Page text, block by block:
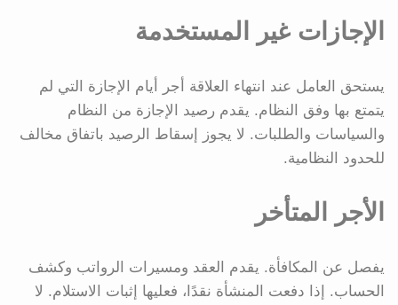
الإجازات غير المستخدمة
يستحق العامل عند انتهاء العلاقة أجر أيام الإجازة التي لم
يتمتع بها وفق النظام. يقدم رصيد الإجازة من النظام
والسياسات والطلبات. لا يجوز إسقاط الرصيد باتفاق مخالف
للحدود النظامية.
الأجر المتأخر
يفصل عن المكافأة. يقدم العقد ومسيرات الرواتب وكشف
الحساب. إذا دفعت المنشأة نقدًا، فعليها إثبات الاستلام. لا